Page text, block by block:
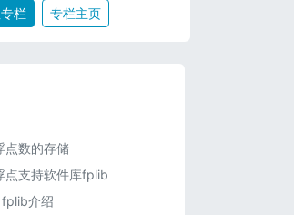
栏 专栏主页
点数的存储
点支持软件库fplib
fplib介绍